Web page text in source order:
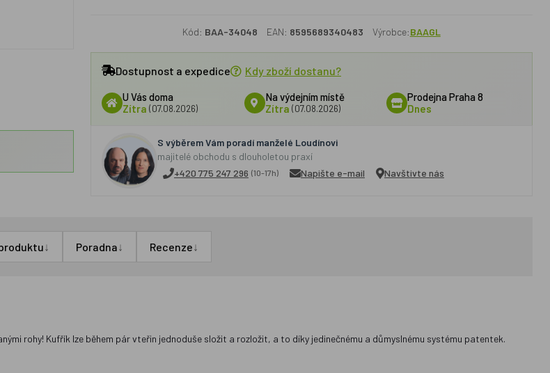
Kód: BAA-34048 EAN: 8595689340483 Výrobce:BAAGL
Dostupnost a expedice Kdy zboží dostanu?
U Vás doma
Zítra (07.08.2026)
Na výdejním místě
Zítra (07.08.2026)
Prodejna Praha 8
Dnes
S výběrem Vám poradí manželé Loudínovi
majitelé obchodu s dlouholetou praxí
+420 775 247 296 (10-17h) Napište e-mail Navštivte nás
↓ Poradna↓ Recenze↓
rohy! Kufřík lze během pár vteřin jednoduše složit a rozložit, a to díky jedinečnému a důmyslnému systému patentek.